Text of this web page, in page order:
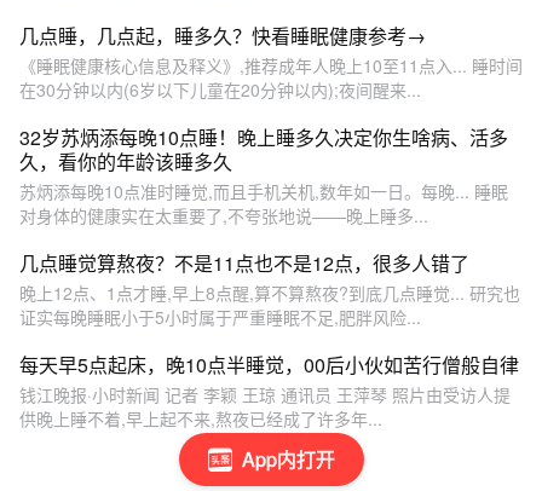
App内打开
几点睡，几点起，睡多久？快看睡眠健康参考→
《睡眠健康核心信息及释义》,推荐成年人晚上10至11点入... 睡时间
在30分钟以内(6岁以下儿童在20分钟以内);夜间醒来...
32岁苏炳添每晚10点睡！晚上睡多久决定你生啥病、活多
久，看你的年龄该睡多久
苏炳添每晚10点准时睡觉,而且手机关机,数年如一日。每晚... 睡眠
对身体的健康实在太重要了,不夸张地说——晚上睡多...
几点睡觉算熬夜？不是11点也不是12点，很多人错了
晚上12点、1点才睡,早上8点醒,算不算熬夜?到底几点睡觉... 研究也
证实每晚睡眠小于5小时属于严重睡眠不足,肥胖风险...
每天早5点起床，晚10点半睡觉，00后小伙如苦行僧般自律
钱江晚报·小时新闻 记者 李颖 王琼 通讯员 王萍琴 照片由受访人提
供晚上睡不着,早上起不来,熬夜已经成了许多年...